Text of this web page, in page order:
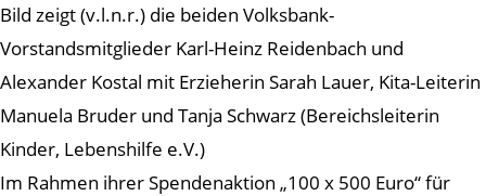
Bild zeigt (v.l.n.r.) die beiden Volksbank-
Vorstandsmitglieder Karl-Heinz Reidenbach und
Alexander Kostal mit Erzieherin Sarah Lauer, Kita-Leiterin
Manuela Bruder und Tanja Schwarz (Bereichsleiterin
Kinder, Lebenshilfe e.V.)
Im Rahmen ihrer Spendenaktion „100 x 500 Euro“ für